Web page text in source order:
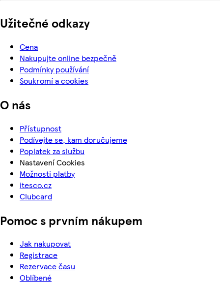
Užitečné odkazy
Cena
Nakupujte online bezpečně
Podmínky používání
Soukromí a cookies
O nás
Přístupnost
Podívejte se, kam doručujeme
Poplatek za službu
Nastavení Cookies
Možnosti platby
itesco.cz
Clubcard
Pomoc s prvním nákupem
Jak nakupovat
Registrace
Rezervace času
Oblíbené